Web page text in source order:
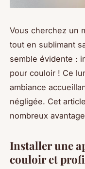
Vous cherchez un
tout en sublimant
semble évidente :
pour couloir ! Ce
ambiance
négligée. Cet
nombreux
Installer une
couloir et